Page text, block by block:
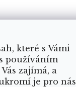
které s Vámi
používáním
zajímá, a
je pro nás